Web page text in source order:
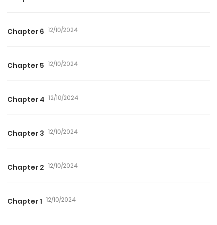
Chapter 6 12/10/2024
Chapter 5 12/10/2024
Chapter 4 12/10/2024
Chapter 3 12/10/2024
Chapter 2 12/10/2024
Chapter 1 12/10/2024